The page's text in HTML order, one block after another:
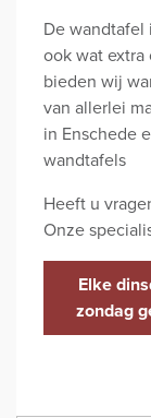
De
ook wat
bieden wij
van allerlei
in Enschede
wandtafels
Heeft u
Onze
Elke
zondag